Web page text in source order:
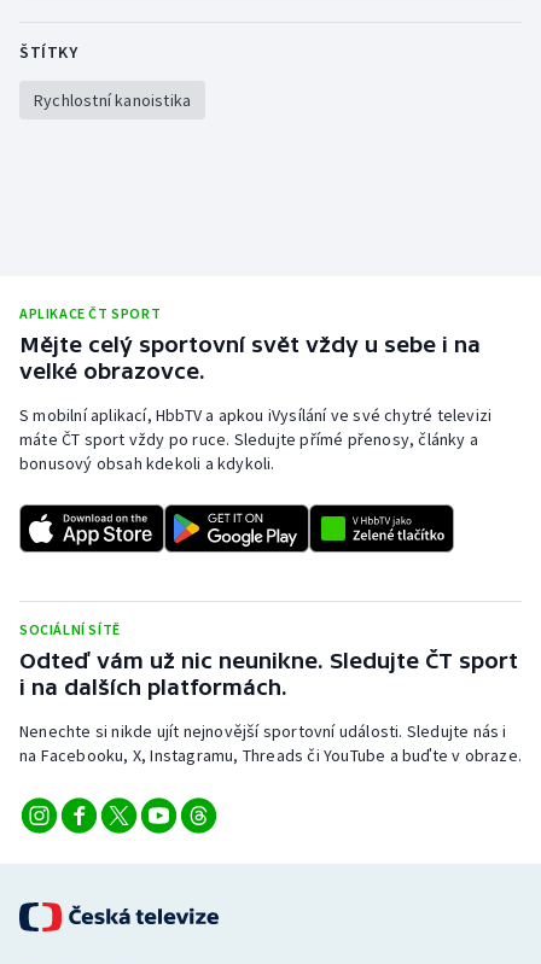
ŠTÍTKY
Rychlostní kanoistika
APLIKACE ČT SPORT
Mějte celý sportovní svět vždy u sebe i na
velké obrazovce.
S mobilní aplikací, HbbTV a apkou iVysílání ve své chytré televizi
máte ČT sport vždy po ruce. Sledujte přímé přenosy, články a
bonusový obsah kdekoli a kdykoli.
SOCIÁLNÍ SÍTĚ
Odteď vám už nic neunikne. Sledujte ČT sport
i na dalších platformách.
Nenechte si nikde ujít nejnovější sportovní události. Sledujte nás i
na Facebooku, X, Instagramu, Threads či YouTube a buďte v obraze.